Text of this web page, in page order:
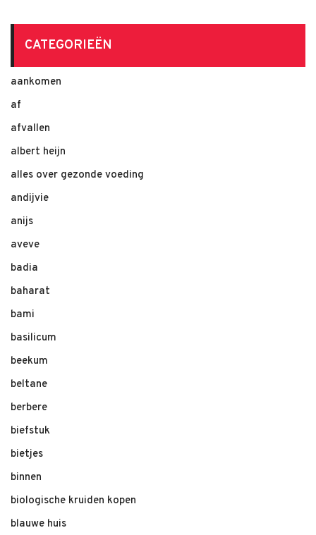
CATEGORIEËN
aankomen
af
afvallen
albert heijn
alles over gezonde voeding
andijvie
anijs
aveve
badia
baharat
bami
basilicum
beekum
beltane
berbere
biefstuk
bietjes
binnen
biologische kruiden kopen
blauwe huis